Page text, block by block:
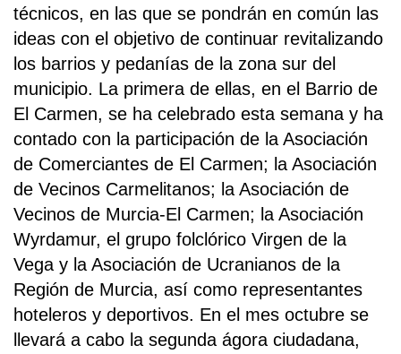
técnicos, en las que se pondrán en común las
ideas con el objetivo de continuar revitalizando
los barrios y pedanías de la zona sur del
municipio. La primera de ellas, en el Barrio de
El Carmen, se ha celebrado esta semana y ha
contado con la participación de la Asociación
de Comerciantes de El Carmen; la Asociación
de Vecinos Carmelitanos; la Asociación de
Vecinos de Murcia-El Carmen; la Asociación
Wyrdamur, el grupo folclórico Virgen de la
Vega y la Asociación de Ucranianos de la
Región de Murcia, así como representantes
hoteleros y deportivos. En el mes octubre se
llevará a cabo la segunda ágora ciudadana,